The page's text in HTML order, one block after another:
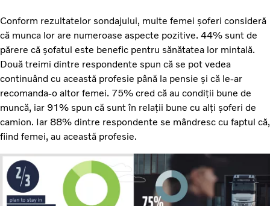
Conform rezultatelor sondajului, multe femei șoferi consideră
că munca lor are numeroase aspecte pozitive. 44% sunt de
părere că șofatul este benefic pentru sănătatea lor mintală.
Două treimi dintre respondente spun că se pot vedea
continuând cu această profesie până la pensie și că le-ar
recomanda-o altor femei. 75% cred că au condiții bune de
muncă, iar 91% spun că sunt în relații bune cu alți șoferi de
camion. Iar 88% dintre respondente se mândresc cu faptul că,
fiind femei, au această profesie.